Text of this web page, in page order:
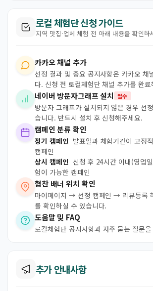
로컬 체험단 신청 가이드
지역 맛집·업체 체험 전 아래 내용을 확인하
카카오 채널 추가
선정 결과 및 중요 공지사항은 카카오 채
다. 신청 전 로컬체험단 채널 추가를 완료
네이버 방문자그래프 설치 필수
방문자 그래프가 설치되지 않은 경우 선
습니다. 반드시 설치 후 신청해주세요.
캠페인 분류 확인
정기 캠페인 발표일과 체험기간이 고정
캠페인
상시 캠페인 신청 후 24시간 이내(영업
험이 가능한 캠페인
협찬 배너 위치 확인
마이페이지 → 선정 캠페인 → 리뷰등록
를 확인하실 수 있습니다.
도움말 및 FAQ
로컬체험단 공지사항과 자주 묻는 질문
추가 안내사항